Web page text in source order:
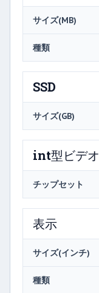
サイズ(MB)
種類
SSD
サイズ(GB)
int型ビデオ
チップセット
表示
サイズ(インチ)
種類